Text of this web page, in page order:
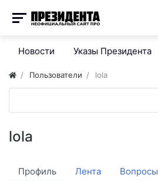
Новости Указы Президента
Пользователи lola
lola
Профиль Лента Вопросы